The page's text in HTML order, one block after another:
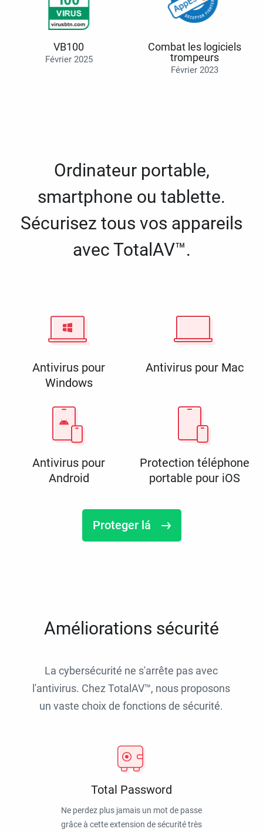
VB100
Février 2025
Combat les logiciels
trompeurs
Février 2023
Ordinateur portable,
smartphone ou tablette.
Sécurisez tous vos appareils
avec TotalAV™.
Antivirus pour
Windows
Antivirus pour Mac
Antivirus pour
Android
Protection téléphone
portable pour iOS
Proteger lá
Améliorations sécurité
La cybersécurité ne s'arrête pas avec
l'antivirus. Chez TotalAV™, nous proposons
un vaste choix de fonctions de sécurité.
Total Password
Ne perdez plus jamais un mot de passe
grâce à cette extension de sécurité très